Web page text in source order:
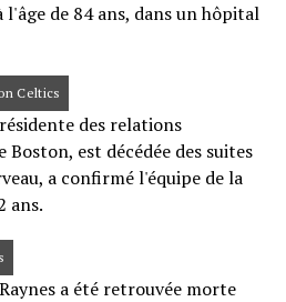
de 84 ans, dans un hôpital
Celtics
des relations
Boston, est décédée des suites
a confirmé l'équipe de la
ans.
a été retrouvée morte